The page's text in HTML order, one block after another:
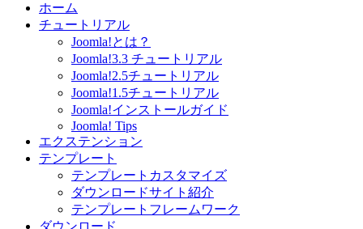
ホーム
チュートリアル
Joomla!とは？
Joomla!3.3 チュートリアル
Joomla!2.5チュートリアル
Joomla!1.5チュートリアル
Joomla!インストールガイド
Joomla! Tips
エクステンション
テンプレート
テンプレートカスタマイズ
ダウンロードサイト紹介
テンプレートフレームワーク